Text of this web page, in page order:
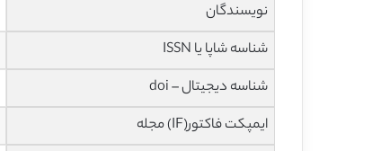
نویسندگان
شناسه شاپا یا ISSN
شناسه دیجیتال – doi
ایمپکت فاکتور(IF) مجله